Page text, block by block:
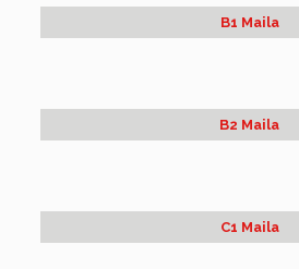
B1 Maila
B2 Maila
C1 Maila